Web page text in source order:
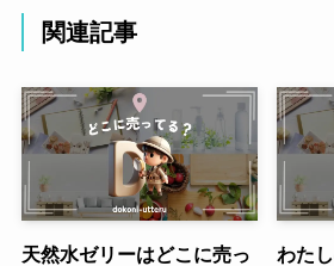
関連記事
天然水ゼリーはどこに売っ
わた